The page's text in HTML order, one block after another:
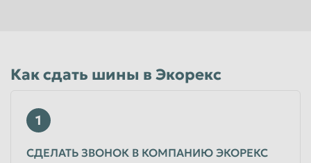
Омск Орёл
Пенза
Как сдать шины в Экорекс
1
СДЕЛАТЬ ЗВОНОК В КОМПАНИЮ ЭКОРЕКС